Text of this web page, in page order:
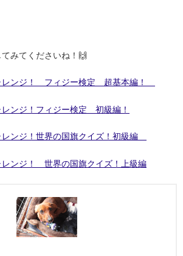
みてくださいね！🙌
レンジ！ フィジー検定 超基本編！
ンジ！フィジー検定 初級編！
ンジ！世界の国旗クイズ！初級編
ンジ！ 世界の国旗クイズ！上級編